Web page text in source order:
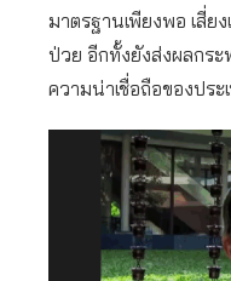
มาตรฐานเพียงพอ เสี่ย
ป่วย อีกทั้งยังส่งผลกร
ความน่าเชื่อถือของประ